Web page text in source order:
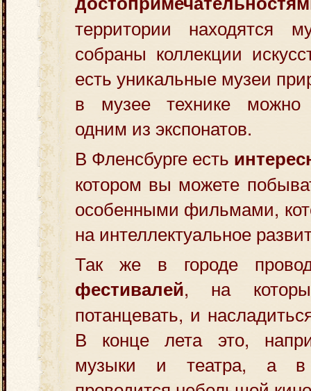
территории находятся
собраны коллекции
есть уникальные музеи
в музее технике можно
одним из экспонатов.
В Фленсбурге есть
котором вы можете
особенными фильмами,
на интеллектуальное
Так же в городе
фестивалей, на
потанцевать, и
В конце лета это,
музыки и театра, а в